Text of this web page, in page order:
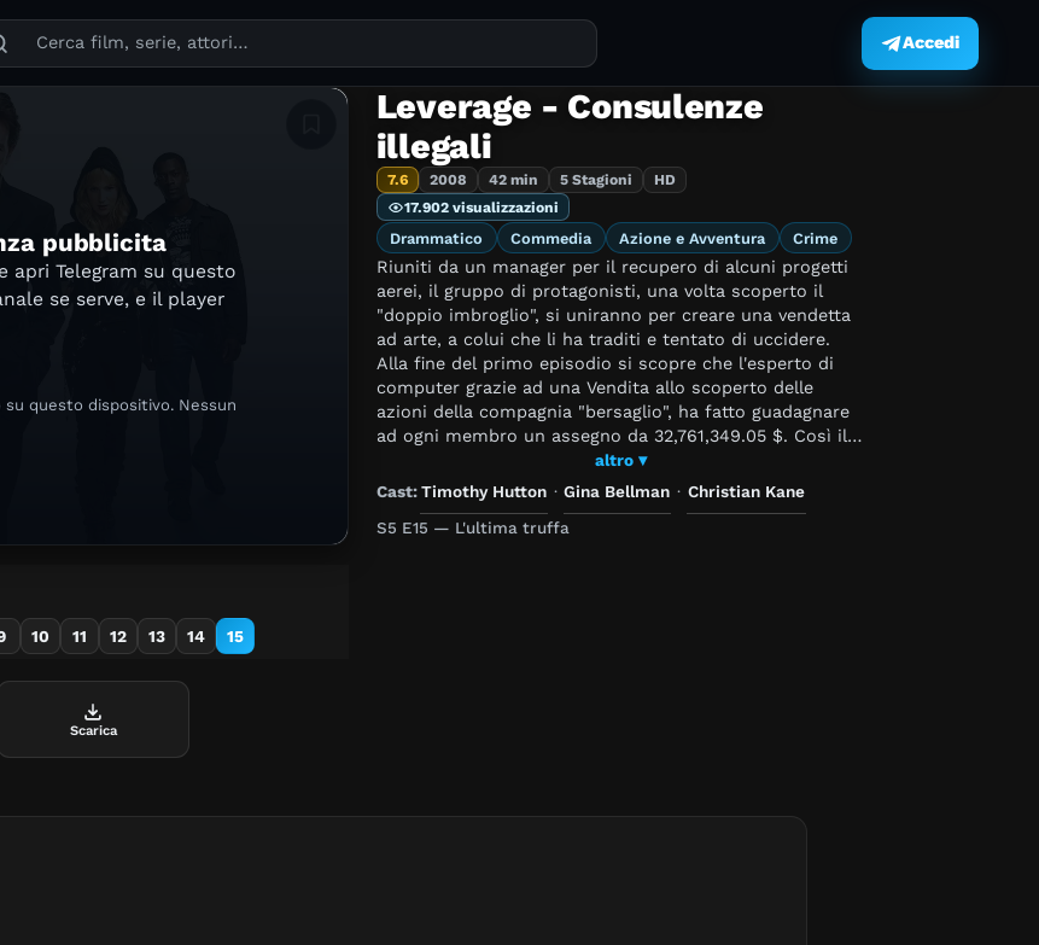
cercare film, serie TV, attori, registi, generi e temi.
Accedi
pubblicita
apri Telegram su questo
se serve, e il player
questo dispositivo. Nessun
Aggiungi in lista
10 11 12 13 14 15
Leverage - Consulenze
illegali
7.6 2008 42 min 5 Stagioni
HD
17.902 visualizzazioni
Drammatico Commedia Azione e Avventura Crime
Riuniti da un manager per il recupero di alcuni progetti
aerei, il gruppo di protagonisti, una volta scoperto il
"doppio imbroglio", si uniranno per creare una vendetta
ad arte, a colui che li ha traditi e tentato di uccidere.
Alla fine del primo episodio si scopre che l'esperto di
computer grazie ad una Vendita allo scoperto delle
azioni della compagnia "bersaglio", ha fatto guadagnare
ad ogni membro un assegno da 32,761,349.05 $. Così il
team decide, al posto di ritirasi e godersi la "pensione",
di dedicarsi ad aiutare gli innocenti a "pareggiare i conti"
quantità di denaro.
altro ▾
Cast: Timothy Hutton · Gina Bellman · Christian Kane
S5 E15 — L'ultima truffa
Scarica